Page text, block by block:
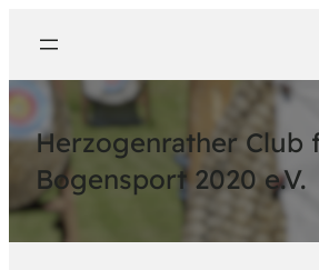
Herzogenrather Club
Bogensport 2020 e.V.